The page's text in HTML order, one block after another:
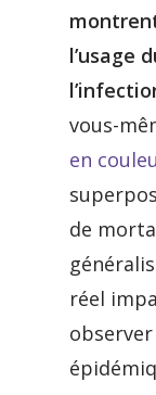
l’usage
vous-
en
de
réel